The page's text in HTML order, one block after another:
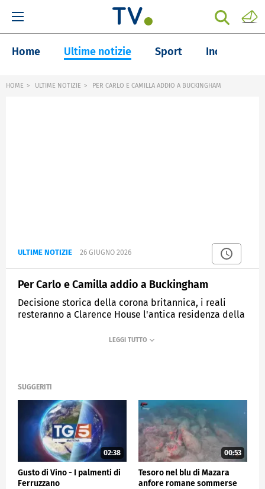
Home Ultime notizie Sport Inchieste
HOME ULTIME NOTIZIE PER CARLO E CAMILLA ADDIO A BUCKINGHAM
ULTIME NOTIZIE 26 GIUGNO 2026
Per Carlo e Camilla addio a Buckingham
Decisione storica della corona britannica, i reali
resteranno a Clarence House l'antica residenza della
SUGGERITI
02:38
Gusto di Vino - I palmenti di
Ferruzzano
00:53
Tesoro nel blu di Mazara
anfore romane sommerse